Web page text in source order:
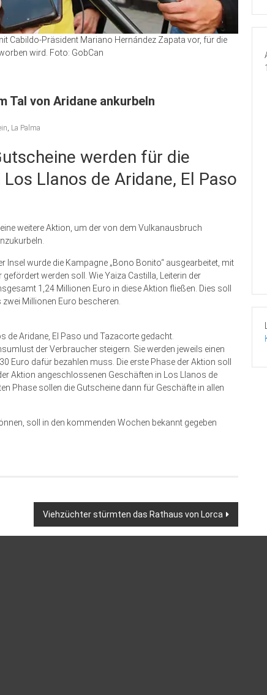
Cabildo-Präsident Mariano Hernández Zapata vor, für die
wird. Foto: GobCan
Tal von Aridane ankurbeln
La Palma
werden für die
Llanos de Aridane, El Paso
weitere Aktion, um der von dem Vulkanausbruch
wurde die Kampagne „Bono Bonito“ ausgearbeitet, mit
werden soll. Wie Yaiza Castilla, Leiterin der
1,24 Millionen Euro in diese Aktion fließen. Dies soll
Millionen Euro bescheren.
de Aridane, El Paso und Tazacorte gedacht.
der Verbraucher steigern. Sie werden jeweils einen
Euro dafür bezahlen muss. Die erste Phase der Aktion soll
Aktion angeschlossenen Geschäften in Los Llanos de
Phase sollen die Gutscheine dann für Geschäfte in allen
soll in den kommenden Wochen bekannt gegeben
Viehzüchter stürmten das Rathaus von Lorca